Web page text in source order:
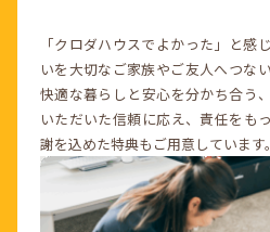
「クロダハウスでよかった」と感
いを大切なご家族やご友人へつな
快適な暮らしと安心を分かち合う
いただいた信頼に応え、責任をも
謝を込めた特典もご用意しています。